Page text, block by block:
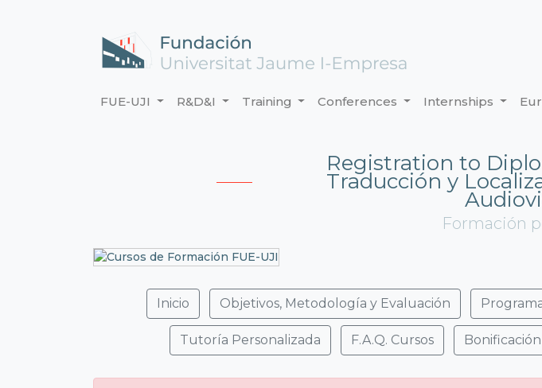
FUE-UJI R&D&I Training Conferences Internships
Registration to
Traducción y
Formación
Inicio Objetivos, Metodología y Evaluación
Tutoría Personalizada F.A.Q. Cursos